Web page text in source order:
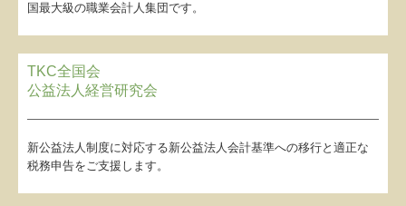
関与先様紹介
関与先様インタビュー
国最大級の職業会計人集団です。
TKC全国会
公益法人経営研究会
新公益法人制度に対応する新公益法人会計基準への移行と適正な
税務申告をご支援します。